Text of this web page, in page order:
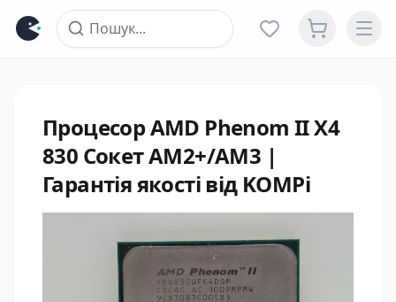
Процесор AMD Phenom II X4
830 Сокет AM2+/AM3 |
Гарантія якості від KOMPi